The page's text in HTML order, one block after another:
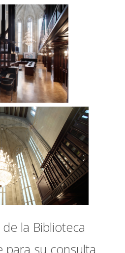
la Biblioteca
para su consulta